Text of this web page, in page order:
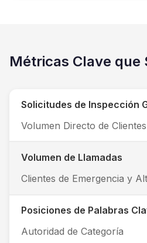
Métricas Clave que
Solicitudes de Inspección
Volumen Directo de Clientes
Volumen de Llamadas
Clientes de Emergencia y
Posiciones de Palabras
Autoridad de Categoría